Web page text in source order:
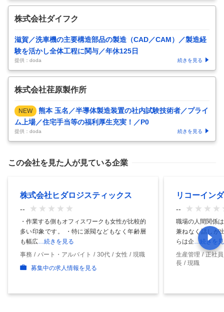
株式会社ダイフク
滋賀／洗車機の主要構造部品の製造（CAD／CAM）／製造経
験を活かし全体工程に関与／年休125日
提供：doda 続きを見る
株式会社荏原製作所
NEW
熊本 玉名／半導体製造装置の社内試験技術者／プライ
ム上場／住宅手当等の福利厚生充実！／P0
提供：doda 続きを見る
この会社を見た人が見ている企業
株式会社ヒダロジスティックス
--
・作業する側もオフィスワークも女性が比較的
多い印象です。 ・特に派閥などもなく年齢層
も幅広 …続きを見る
事務
パート・アルバイト 30代 女性
現職
募集中の求人情報を見る
リコーイン
--
職場の人間関係
兼ねなく話しが
らは企 …続きを
生産管理
正社員
長
現職